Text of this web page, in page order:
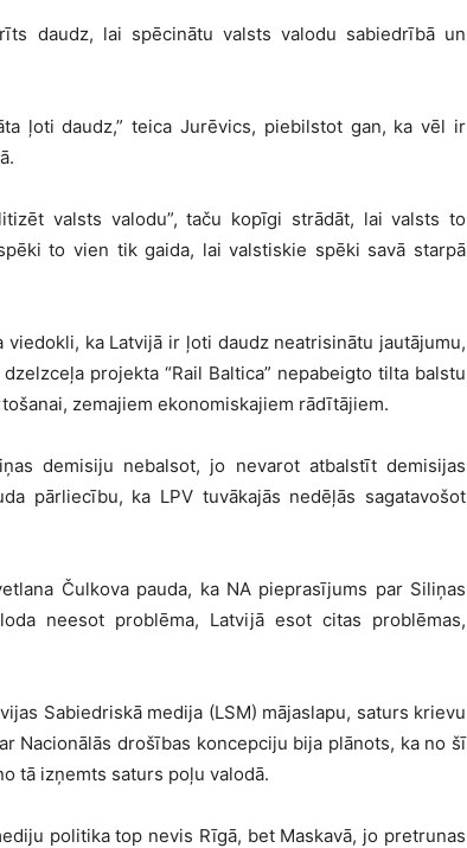
daudz, lai spēcinātu valsts valodu sabiedrībā un
ļoti daudz,” teica Jurēvics, piebilstot gan, ka vēl ir
valsts valodu”, taču kopīgi strādāt, lai valsts to
to vien tik gaida, lai valstiskie spēki savā starpā
viedokli, ka Latvijā ir ļoti daudz neatrisinātu jautājumu,
projekta “Rail Baltica” nepabeigto tilta balstu
zemajiem ekonomiskajiem rādītājiem.
demisiju nebalsot, jo nevarot atbalstīt demisijas
pārliecību, ka LPV tuvākajās nedēļās sagatavošot
Čulkova pauda, ka NA pieprasījums par Siliņas
neesot problēma, Latvijā esot citas problēmas,
Sabiedriskā medija (LSM) mājaslapu, saturs krievu
Nacionālās drošības koncepciju bija plānots, ka no šī
tā izņemts saturs poļu valodā.
politika top nevis Rīgā, bet Maskavā, jo pretrunas